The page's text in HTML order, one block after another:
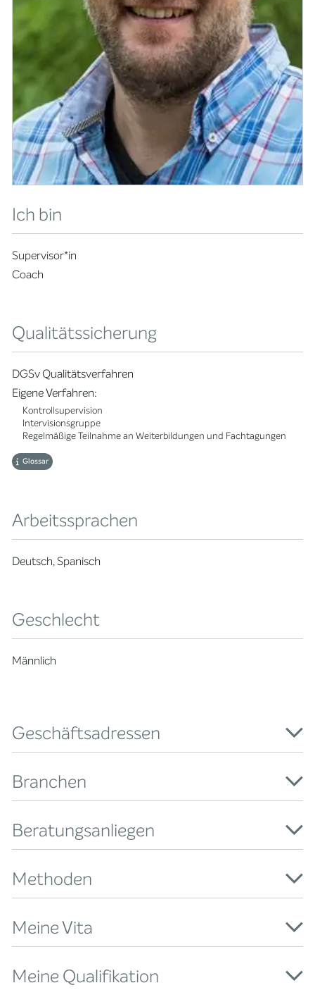
Ich bin
Supervisor*in
Coach
Qualitätssicherung
DGSv Qualitätsverfahren
Eigene Verfahren:
Kontrollsupervision
Intervisionsgruppe
Regelmäßige Teilnahme an Weiterbildungen und Fachtagungen
Glossar
Arbeitssprachen
Deutsch, Spanisch
Geschlecht
Männlich
Geschäftsadressen
Branchen
Beratungsanliegen
Methoden
Meine Vita
Meine Qualifikation